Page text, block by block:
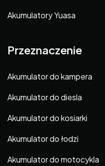
Akumulatory Yuasa
Przeznaczenie
Akumulator do kampera
Akumulator do diesla
Akumulator do kosiarki
Akumulator do łodzi
Akumulator do motocykla